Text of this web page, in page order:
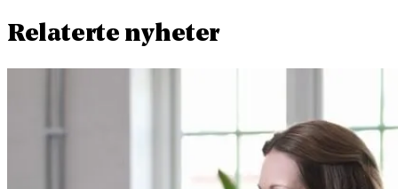
Relaterte nyheter